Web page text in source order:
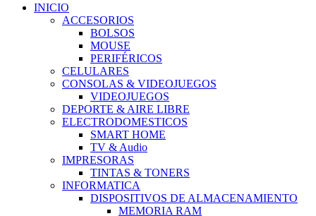
INICIO
ACCESORIOS
BOLSOS
MOUSE
PERIFÉRICOS
CELULARES
CONSOLAS & VIDEOJUEGOS
VIDEOJUEGOS
DEPORTE & AIRE LIBRE
ELECTRODOMESTICOS
SMART HOME
TV & Audio
IMPRESORAS
TINTAS & TONERS
INFORMATICA
DISPOSITIVOS DE ALMACENAMIENTO
MEMORIA RAM